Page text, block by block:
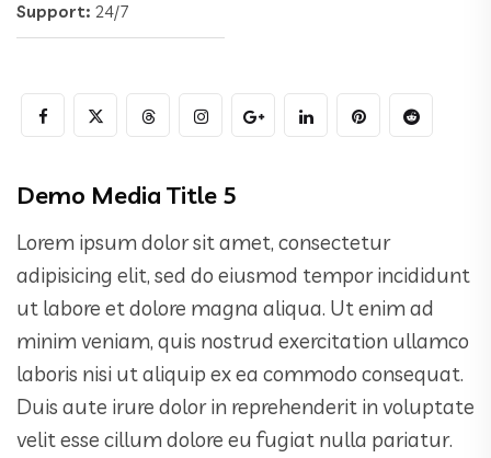
Support: 24/7
Demo Media Title 5
Lorem ipsum dolor sit amet, consectetur
adipisicing elit, sed do eiusmod tempor incididunt
ut labore et dolore magna aliqua. Ut enim ad
minim veniam, quis nostrud exercitation ullamco
laboris nisi ut aliquip ex ea commodo consequat.
Duis aute irure dolor in reprehenderit in voluptate
velit esse cillum dolore eu fugiat nulla pariatur.